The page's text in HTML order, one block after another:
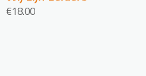
€18.00